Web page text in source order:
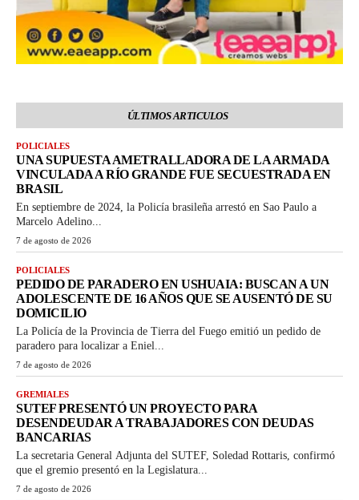
ÚLTIMOS ARTICULOS
POLICIALES
UNA SUPUESTA AMETRALLADORA DE LA ARMADA
VINCULADA A RÍO GRANDE FUE SECUESTRADA EN
BRASIL
En septiembre de 2024, la Policía brasileña arrestó en Sao Paulo a
Marcelo Adelino...
7 de agosto de 2026
POLICIALES
PEDIDO DE PARADERO EN USHUAIA: BUSCAN A UN
ADOLESCENTE DE 16 AÑOS QUE SE AUSENTÓ DE SU
DOMICILIO
La Policía de la Provincia de Tierra del Fuego emitió un pedido de
paradero para localizar a Eniel...
7 de agosto de 2026
GREMIALES
SUTEF PRESENTÓ UN PROYECTO PARA
DESENDEUDAR A TRABAJADORES CON DEUDAS
BANCARIAS
La secretaria General Adjunta del SUTEF, Soledad Rottaris, confirmó
que el gremio presentó en la Legislatura...
7 de agosto de 2026